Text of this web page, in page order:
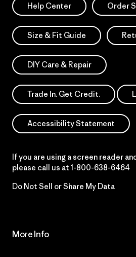
Help Center Order
Size & Fit Guide
DIY Care & Repair
Trade In. Get Credit.
Accessibility Statement
If you are using a screen reader
please call us at 1-800-638-6464
Do Not Sell or Share My Data
More Info